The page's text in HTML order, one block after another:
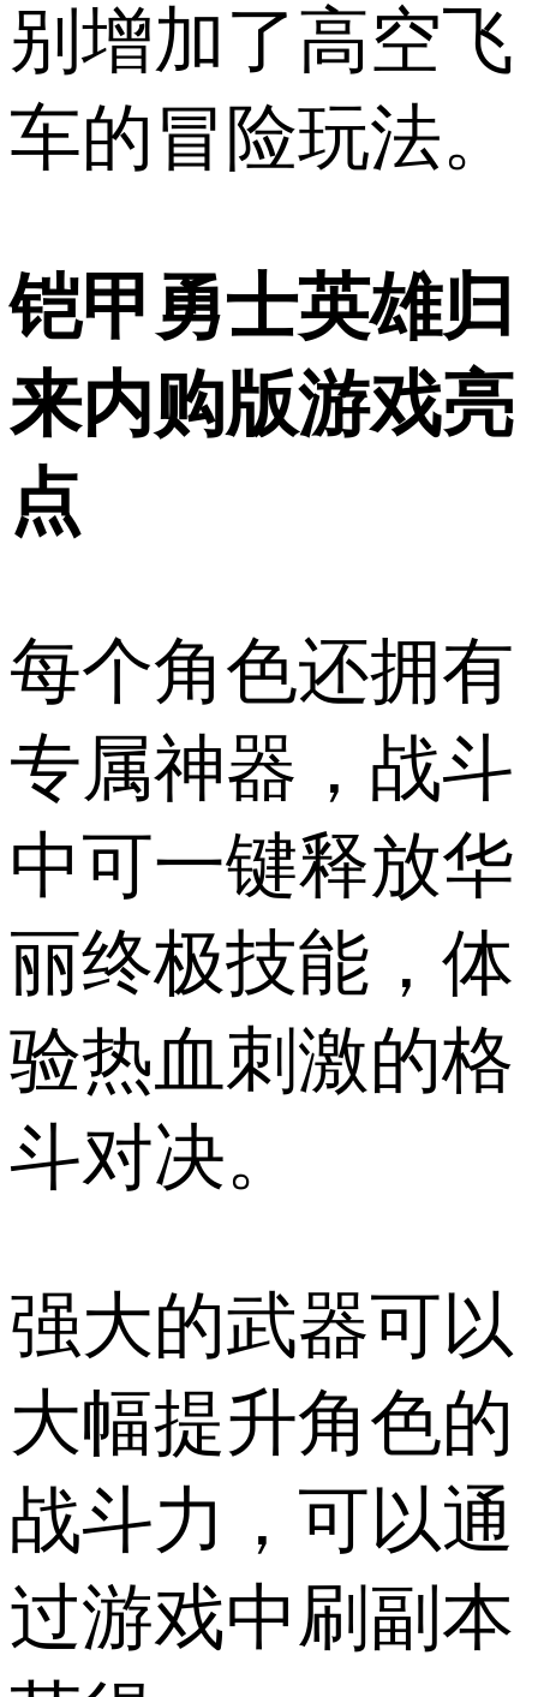
别增加了高空飞
车的冒险玩法。
铠甲勇士英雄归
来内购版游戏亮
点
每个角色还拥有
专属神器，战斗
中可一键释放华
丽终极技能，体
验热血刺激的格
斗对决。
强大的武器可以
大幅提升角色的
战斗力，可以通
过游戏中刷副本